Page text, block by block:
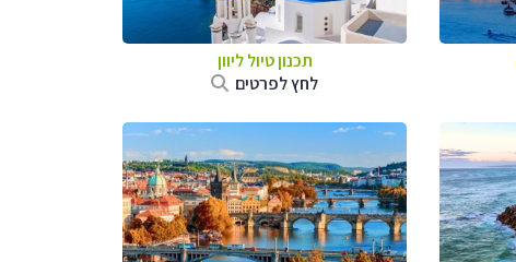
תכנון טיול ליוון
לחץ לפרטים